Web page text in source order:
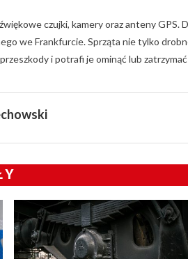
czujki, kamery oraz anteny GPS.
we Frankfurcie. Sprząta nie tylko
i potrafi je ominąć lub